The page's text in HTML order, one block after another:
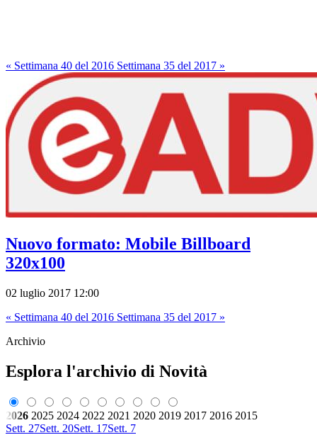
« Settimana 40 del 2016 Settimana 35 del 2017 »
Nuovo formato: Mobile Billboard
320x100
02 luglio 2017 12:00
« Settimana 40 del 2016 Settimana 35 del 2017 »
Archivio
Esplora l'archivio di Novità
2026 2025 2024 2022 2021 2020 2019 2017 2016 2015
Sett. 27Sett. 20Sett. 17Sett. 7